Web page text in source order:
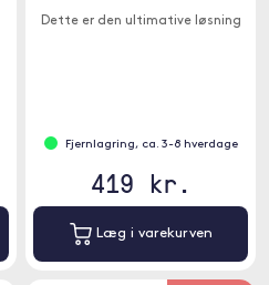
Dette er den ultimative løsning
Fjernlagring, ca. 3-8 hverdage
419 kr.
Læg i varekurven